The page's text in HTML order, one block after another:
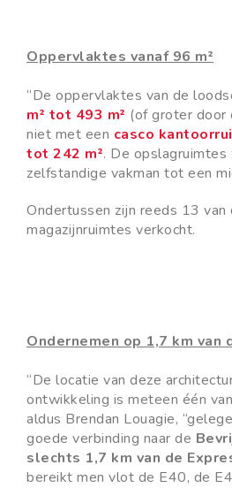
Oppervlaktes vanaf 96 m²
“De oppervlaktes van de
m² tot 493 m² (of groter door
niet met een casco
tot 242 m². De opslagruimtes
zelfstandige vakman tot een
Ondertussen zijn reeds 13 van
magazijnruimtes verkocht.
Ondernemen op 1,7 km van
“De locatie van deze
ontwikkeling is meteen één
aldus Brendan Louagie,
goede verbinding naar de
slechts 1,7 km van de
bereikt men vlot de E40, de